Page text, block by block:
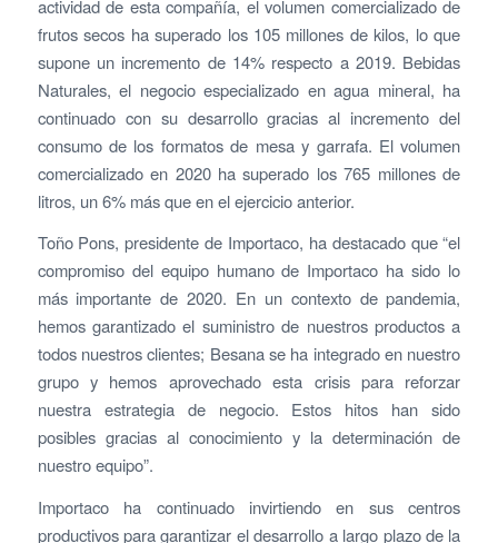
actividad de esta compañía, el volumen comercializado de
frutos secos ha superado los 105 millones de kilos, lo que
supone un incremento de 14% respecto a 2019. Bebidas
Naturales, el negocio especializado en agua mineral, ha
continuado con su desarrollo gracias al incremento del
consumo de los formatos de mesa y garrafa. El volumen
comercializado en 2020 ha superado los 765 millones de
litros, un 6% más que en el ejercicio anterior.
Toño Pons, presidente de Importaco, ha destacado que “el
compromiso del equipo humano de Importaco ha sido lo
más importante de 2020. En un contexto de pandemia,
hemos garantizado el suministro de nuestros productos a
todos nuestros clientes; Besana se ha integrado en nuestro
grupo y hemos aprovechado esta crisis para reforzar
nuestra estrategia de negocio. Estos hitos han sido
posibles gracias al conocimiento y la determinación de
nuestro equipo”.
Importaco ha continuado invirtiendo en sus centros
productivos para garantizar el desarrollo a largo plazo de la